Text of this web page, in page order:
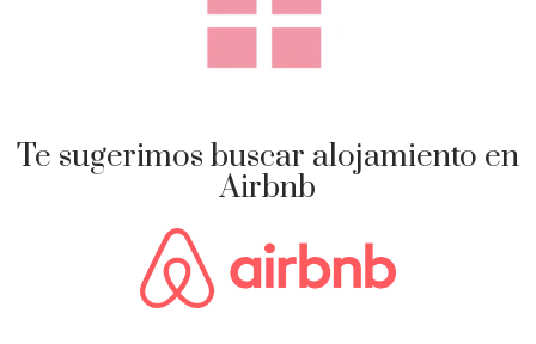
Te sugerimos buscar alojamiento en
Airbnb